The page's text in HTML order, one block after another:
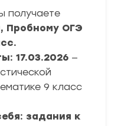
получаете
Пробному ОГЭ
17.03.2026 —
9 класс
задания к